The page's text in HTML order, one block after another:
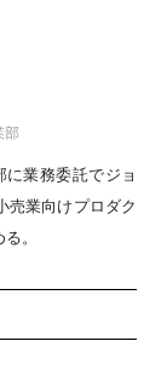
部
業務委託でジョ
売業向けプロダク
。